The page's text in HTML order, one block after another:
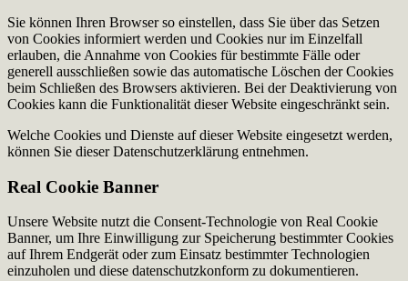
Sie können Ihren Browser so einstellen, dass Sie über das Setzen
von Cookies informiert werden und Cookies nur im Einzelfall
erlauben, die Annahme von Cookies für bestimmte Fälle oder
generell ausschließen sowie das automatische Löschen der Cookies
beim Schließen des Browsers aktivieren. Bei der Deaktivierung von
Cookies kann die Funktionalität dieser Website eingeschränkt sein.
Welche Cookies und Dienste auf dieser Website eingesetzt werden,
können Sie dieser Datenschutzerklärung entnehmen.
Real Cookie Banner
Unsere Website nutzt die Consent-Technologie von Real Cookie
Banner, um Ihre Einwilligung zur Speicherung bestimmter Cookies
auf Ihrem Endgerät oder zum Einsatz bestimmter Technologien
einzuholen und diese datenschutzkonform zu dokumentieren.